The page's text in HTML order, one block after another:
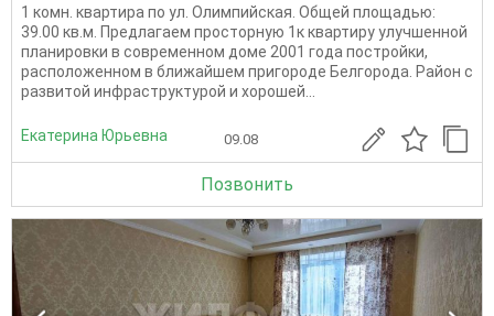
1 комн. квартира по ул. Олимпийская. Общей площадью:
39.00 кв.м. Предлагаем просторную 1к квартиру улучшенной
планировки в современном доме 2001 года постройки,
расположенном в ближайшем пригороде Белгорода. Район с
развитой инфраструктурой и хорошей...
Екатерина Юрьевна 09.08
Позвонить